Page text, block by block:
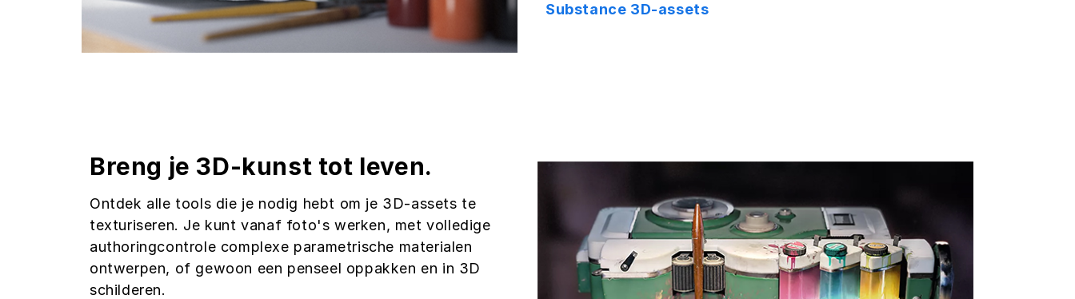
Substance 3D-assets
Breng je 3D-kunst tot leven.
Ontdek alle tools die je nodig hebt om je 3D-assets te
texturiseren. Je kunt vanaf foto's werken, met volledige
authoringcontrole complexe parametrische materialen
ontwerpen, of gewoon een penseel oppakken en in 3D
schilderen.